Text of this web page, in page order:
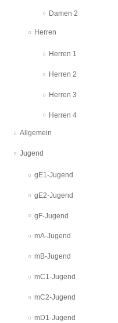
Damen 2
Herren
Herren 1
Herren 2
Herren 3
Herren 4
Allgemein
Jugend
gE1-Jugend
gE2-Jugend
gF-Jugend
mA-Jugend
mB-Jugend
mC1-Jugend
mC2-Jugend
mD1-Jugend